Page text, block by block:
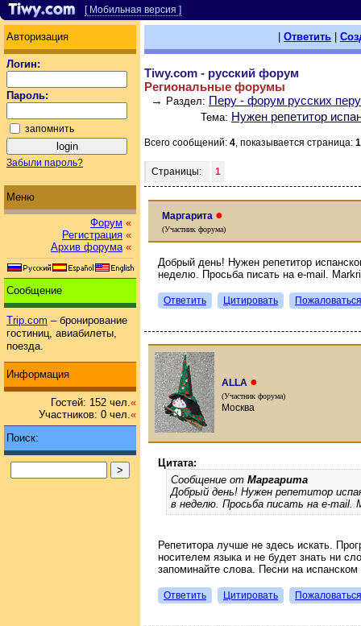
[ Мобильная версия ]
Авторизация
Логин:
Пароль:
запомнить
Забыли пароль?
Меню
Форум «
Регистрация «
Архив форума «
Сообщение
Trip.com – бронирование
гостиниц, авиабилеты,
поезда.
Информация
Гостей: 152 чел.«
Участников: 0 чел.«
Поиск:
Ответить
Tiwy.com - русский форум
Региональные форумы
→ Раздел: Перу - форум русских
Тема: Нужен репетитор
Всего сообщений: 4, показывается страница: 1
Страницы: 1
Маргарита ●
(Участник форума)
Добрый день! Нужен репетитор
неделю. Просьба писать на e-mail.
Ответить Цитировать Пожаловаться
ALLA ●
(Участник форума)
Москва
Цитата:
Сообщение от Маргарита
Добрый день! Нужен репетитор
в неделю. Просьба писать на e-mail.
Репетитора лучше не здесь искать.
носителем языка и не будет знать ни
запоминайте слова. Песни на испанском
Ответить Цитировать Пожаловаться